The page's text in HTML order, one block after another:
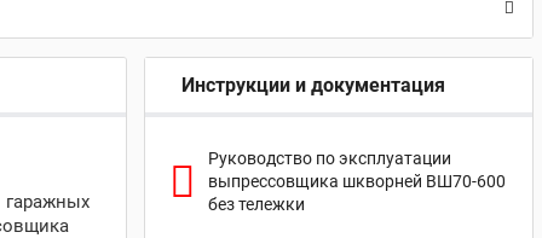
гаражных
Инструкции и документация
Руководство по эксплуатации
выпрессовщика шкворней ВШ70-600
без тележки